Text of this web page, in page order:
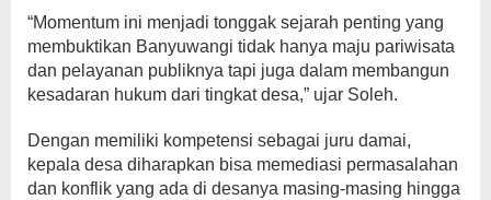
“Momentum ini menjadi tonggak sejarah penting yang
membuktikan Banyuwangi tidak hanya maju pariwisata
dan pelayanan publiknya tapi juga dalam membangun
kesadaran hukum dari tingkat desa,” ujar Soleh.
Dengan memiliki kompetensi sebagai juru damai,
kepala desa diharapkan bisa memediasi permasalahan
dan konflik yang ada di desanya masing-masing hingga